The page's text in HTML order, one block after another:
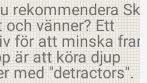
rekommendera
vänner? Ett
för att minska
är att köra djup
med "detractors".